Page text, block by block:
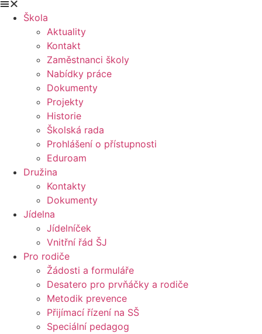
Škola
Aktuality
Kontakt
Zaměstnanci školy
Nabídky práce
Dokumenty
Projekty
Historie
Školská rada
Prohlášení o přístupnosti
Eduroam
Družina
Kontakty
Dokumenty
Jídelna
Jídelníček
Vnitřní řád ŠJ
Pro rodiče
Žádosti a formuláře
Desatero pro prvňáčky a rodiče
Metodik prevence
Přijímací řízení na SŠ
Speciální pedagog